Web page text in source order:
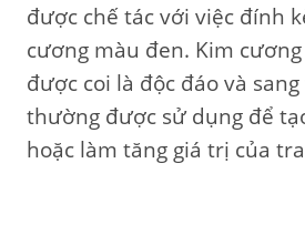
được chế tác với việc đính
cương màu đen. Kim
được coi là độc đáo và
thường được sử dụng để
hoặc làm tăng giá trị của